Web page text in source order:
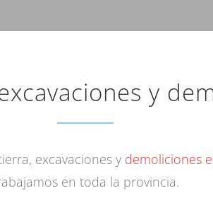
y
excavaciones y demoliciones
en toda la provincia.